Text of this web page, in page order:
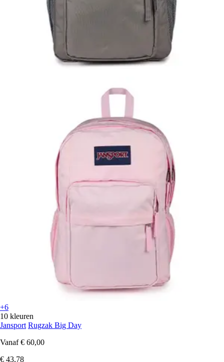
+6
10 kleuren
Jansport Rugzak Big Day
Vanaf € 60,00
€ 43,78